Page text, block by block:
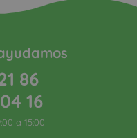
86
16
a 15:00